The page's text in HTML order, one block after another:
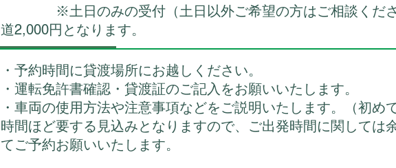
※土日のみの受付（土日以外ご希望の方はご相談くだ
道2,000円となります。
・予約時間に貸渡場所にお越しください。
・運転免許書確認・貸渡証のご記入をお願いいたします。
・車両の使用方法や注意事項などをご説明いたします。（初め
時間ほど要する見込みとなりますので、ご出発時間に関しては
てご予約お願いいたします。